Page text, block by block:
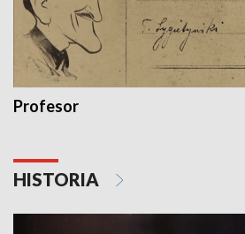
Profesor
HISTORIA